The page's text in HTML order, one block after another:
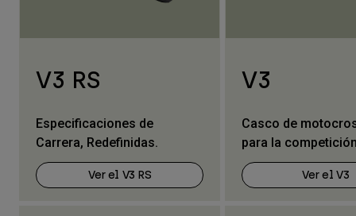
V3 RS
Especificaciones de
Carrera, Redefinidas.
Ver el V3 RS
V3
Casco de
para la
Ver el V3